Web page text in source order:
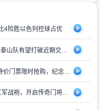
4险胜以色列控球占优
渝超联赛首战即将开启，5.6元特价门票限时抢购，纪念礼品同步赠送
时光回溯：24载前杜德克首披红军战袍，开启传奇门将生涯